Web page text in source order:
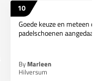
10
Goede keuze en meteen
padelschoenen
By Marleen
Hilversum